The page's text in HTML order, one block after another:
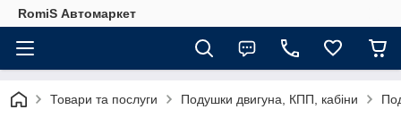
RomiS Автомаркет
Товари та послуги Подушки двигуна, КПП, кабіни